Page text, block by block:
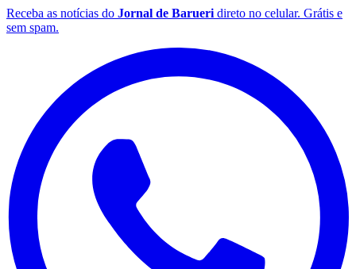
Internacional
Receba as notícias do Jornal de Barueri direto no celular. Grátis e
sem spam.